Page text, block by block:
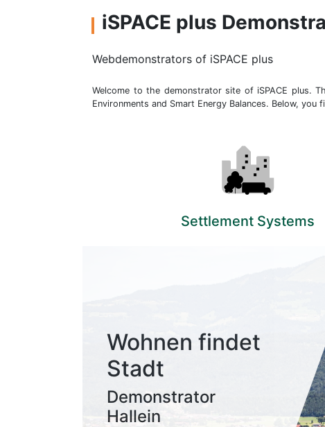
iSPACE plus
Webdemonstrators of iSPACE plus
Welcome to the demonstrator site of iSPACE plus.
Environments and Smart Energy Balances. Below,
Settlement Systems
Wohnen findet
Stadt
Demonstrator
Hallein